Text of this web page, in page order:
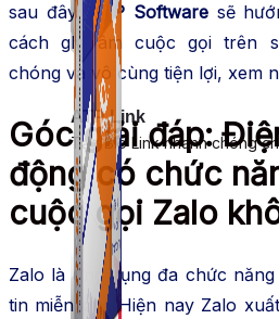
ATP Link
Tạo Bio Link nhanh chóng
sau đây.ATP Softwaresẽ
cách ghi âm cuộc gọi trên
chóng và vô cùng tiện lợi, xem
Góc giải đáp:
động có chức
cuộc gọi Zalo
Zalo là ứng dụng đa chức
tin miễn phí. Hiện nay Zalo